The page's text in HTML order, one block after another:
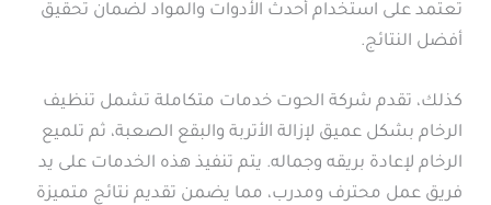
تعتمد على استخدام أحدث الأدوات والمواد لضمان تحقيق
أفضل النتائج.
كذلك، تقدم شركة الحوت خدمات متكاملة تشمل تنظيف
الرخام بشكل عميق لإزالة الأتربة والبقع الصعبة، ثم تلميع
الرخام لإعادة بريقه وجماله. يتم تنفيذ هذه الخدمات على يد
فريق عمل محترف ومدرب، مما يضمن تقديم نتائج متميزة